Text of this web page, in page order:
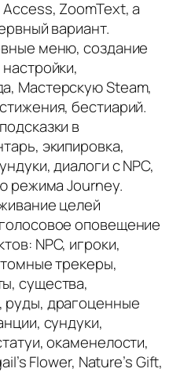
ZoomText, а
вариант.
меню, создание
Мастерскую Steam,
бестиарий.
в
экипировка,
диалоги с NPC,
режима Journey.
целей
оповещение
NPC, игроки,
трекеры,
существа,
драгоценные
сундуки,
окаменелости,
Flower, Nature’s Gift,